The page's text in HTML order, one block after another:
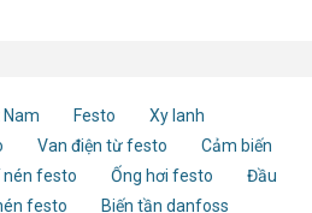
Nam Festo
Xy lanh
Van điện từ festo
Cảm biến
nén festo Ống hơi festo
Đầu
festo
Biến tần danfoss